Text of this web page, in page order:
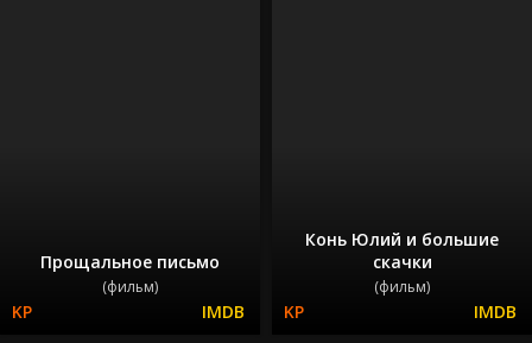
Прощальное письмо
(фильм)
Конь Юлий и большие
скачки
(фильм)